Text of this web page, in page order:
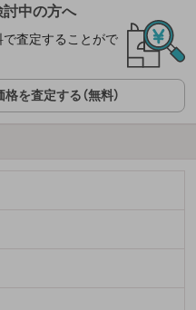
中の方へ
査定することがで
を査定する（無料）